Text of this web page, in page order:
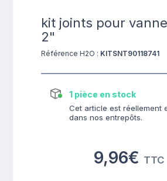
kit joints pour
2"
Référence H2O : KITSNT90118741
1 pièce en stock
Cet article est réellement
dans nos entrepôts.
9,96€ TTC